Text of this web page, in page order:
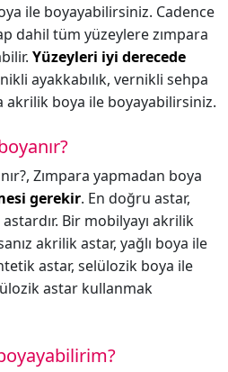
ile boyayabilirsiniz. Cadence
dahil tüm yüzeylere zımpara
Yüzeyleri iyi derecede
ayakkabılık, vernikli sehpa
akrilik boya ile boyayabilirsiniz.
Zımpara yapmadan boya
gerekir. En doğru astar,
Bir mobilyayı akrilik
akrilik astar, yağlı boya ile
astar, selülozik boya ile
astar kullanmak